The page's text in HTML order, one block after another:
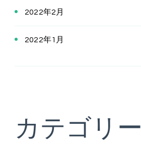
2022年2月
2022年1月
カテゴリー